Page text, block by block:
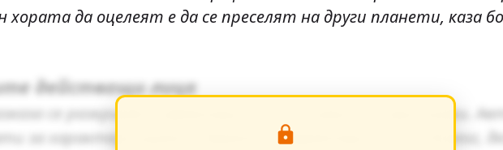
да оцелеят е да се преселят на други планети, каза
действащи лица
се разкриват характерите на основните персонажи.
за характеризиране - директна характеристика, диалог,